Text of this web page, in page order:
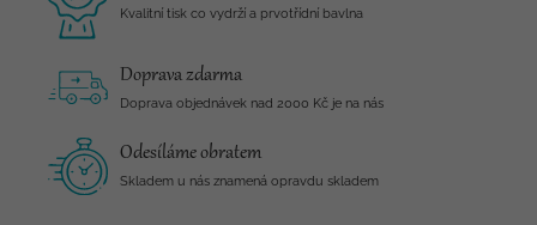
Kvalitní tisk co vydrží a prvotřídní bavlna
Doprava zdarma
Doprava objednávek nad 2000 Kč je na nás
Odesíláme obratem
Skladem u nás znamená opravdu skladem